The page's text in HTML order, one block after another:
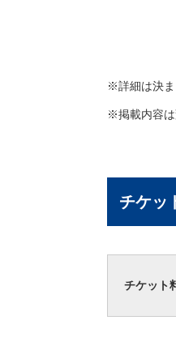
※詳細は決ま
※掲載内容は
チケッ
チケット